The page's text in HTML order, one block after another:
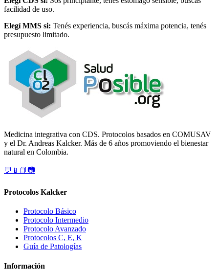
facilidad de uso.
Elegí MMS si: Tenés experiencia, buscás máxima potencia, tenés
presupuesto limitado.
Medicina integrativa con CDS. Protocolos basados en COMUSAV
y el Dr. Andreas Kalcker. Más de 6 años promoviendo el bienestar
natural en Colombia.
💬 📱 📘📷
Protocolos Kalcker
Protocolo Básico
Protocolo Intermedio
Protocolo Avanzado
Protocolos C, E, K
Guía de Patologías
Información